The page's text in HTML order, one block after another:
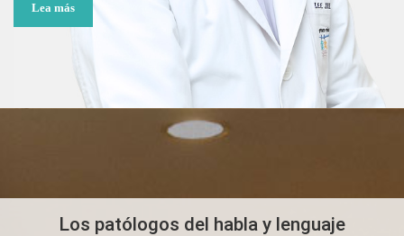
Lea más
Los patólogos del habla y lenguaje